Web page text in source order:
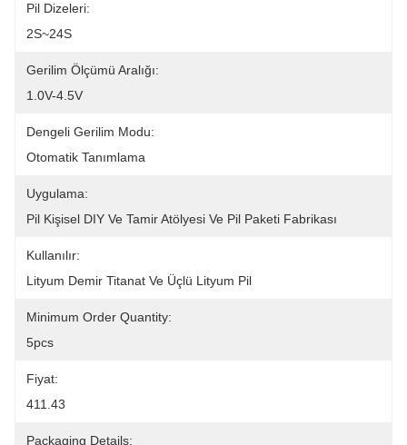
Pil Dizeleri:
2S~24S
Gerilim Ölçümü Aralığı:
1.0V-4.5V
Dengeli Gerilim Modu:
Otomatik Tanımlama
Uygulama:
Pil Kişisel DIY Ve Tamir Atölyesi Ve Pil Paketi Fabrikası
Kullanılır:
Lityum Demir Titanat Ve Üçlü Lityum Pil
Minimum Order Quantity:
5pcs
Fiyat:
411.43
Packaging Details: